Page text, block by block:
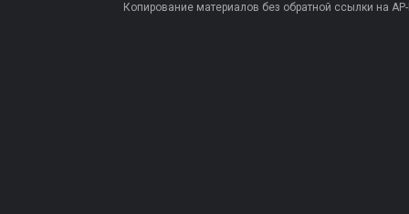
Копирование материалов без обратной ссылки на